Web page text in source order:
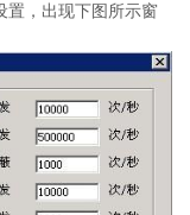
，出现下图所示窗